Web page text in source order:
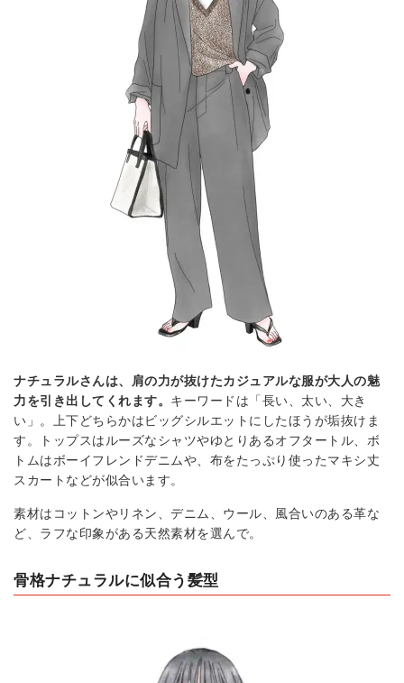
ナチュラルさんは、肩の力が抜けたカジュアルな服が大人の魅
力を引き出してくれます。 キーワードは「長い、太い、大き
い」。上下どちらかはビッグシルエットにしたほうが垢抜けま
す。トップスはルーズなシャツやゆとりあるオフタートル、ボ
トムはボーイフレンドデニムや、布をたっぷり使ったマキシ丈
スカートなどが似合います。
素材はコットンやリネン、デニム、ウール、風合いのある革な
ど、ラフな印象がある天然素材を選んで。
骨格ナチュラルに似合う髪型